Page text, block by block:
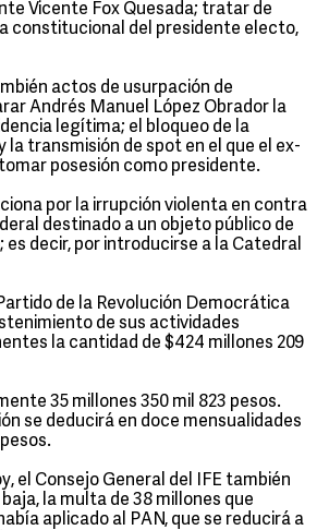
Vicente Fox Quesada; tratar de
constitucional del presidente electo,
actos de usurpación de
Andrés Manuel López Obrador la
legítima; el bloqueo de la
la transmisión de spot en el que el ex-
posesión como presidente.
por la irrupción violenta en contra
destinado a un objeto público de
decir, por introducirse a la Catedral
de la Revolución Democrática
de sus actividades
la cantidad de $424 millones 209
35 millones 350 mil 823 pesos.
se deducirá en doce mensualidades
el Consejo General del IFE también
la multa de 38 millones que
aplicado al PAN, que se reducirá a